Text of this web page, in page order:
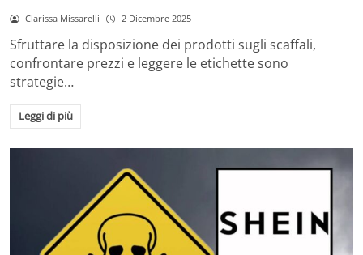
Clarissa Missarelli 2 Dicembre 2025
Sfruttare la disposizione dei prodotti sugli scaffali,
confrontare prezzi e leggere le etichette sono
strategie…
Leggi di più